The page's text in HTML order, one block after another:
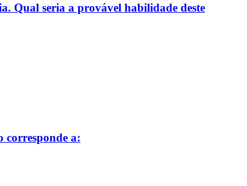
Qual seria a provável habilidade deste
corresponde a: